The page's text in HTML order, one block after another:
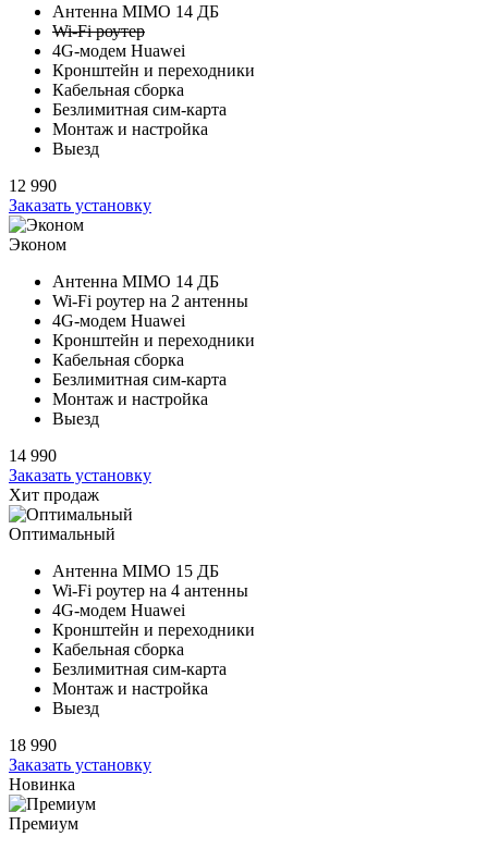
Антенна MIMO 14 ДБ
Wi-Fi роутер
4G-модем Huawei
Кронштейн и переходники
Кабельная сборка
Безлимитная сим-карта
Монтаж и настройка
Выезд
12 990
Заказать установку
Эконом
Антенна MIMO 14 ДБ
Wi-Fi роутер на 2 антенны
4G-модем Huawei
Кронштейн и переходники
Кабельная сборка
Безлимитная сим-карта
Монтаж и настройка
Выезд
14 990
Заказать установку
Хит продаж
Оптимальный
Антенна MIMO 15 ДБ
Wi-Fi роутер на 4 антенны
4G-модем Huawei
Кронштейн и переходники
Кабельная сборка
Безлимитная сим-карта
Монтаж и настройка
Выезд
18 990
Заказать установку
Новинка
Премиум